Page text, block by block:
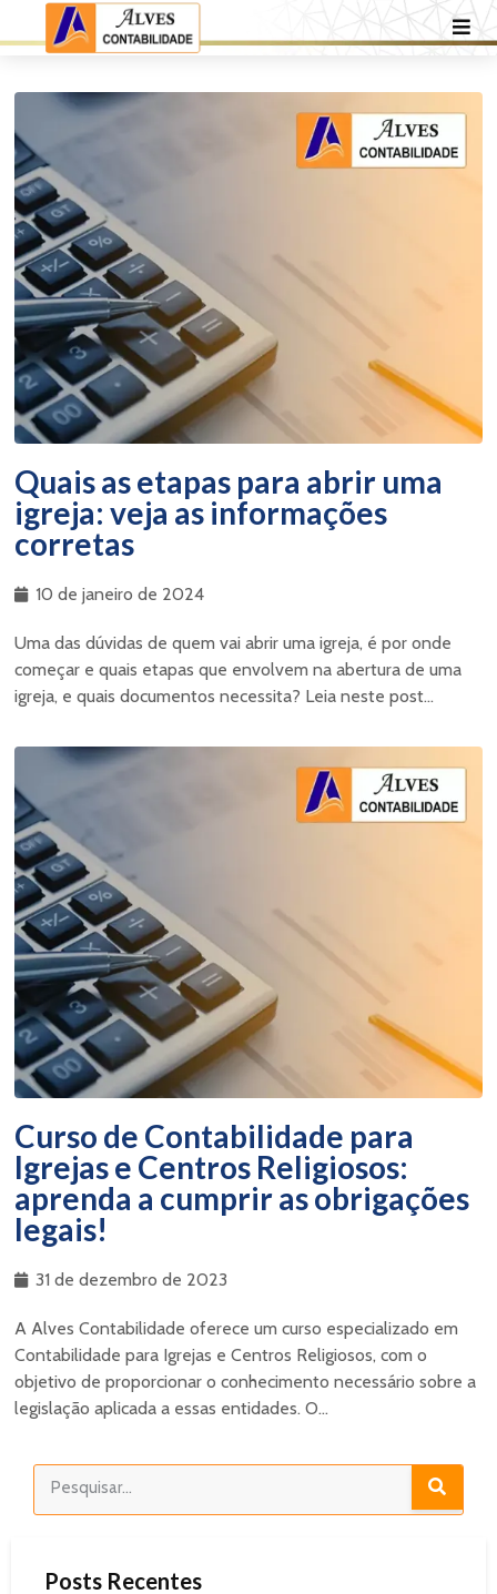
Quais as etapas para abrir uma
igreja: veja as informações
corretas
10 de janeiro de 2024
Uma das dúvidas de quem vai abrir uma igreja, é por onde
começar e quais etapas que envolvem na abertura de uma
igreja, e quais documentos necessita? Leia neste post...
Curso de Contabilidade para
Igrejas e Centros Religiosos:
aprenda a cumprir as obrigações
legais!
31 de dezembro de 2023
A Alves Contabilidade oferece um curso especializado em
Contabilidade para Igrejas e Centros Religiosos, com o
objetivo de proporcionar o conhecimento necessário sobre a
legislação aplicada a essas entidades. O...
Posts Recentes